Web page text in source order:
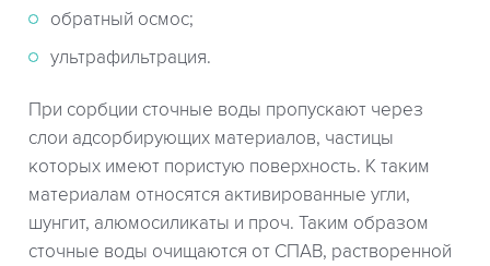
обратный осмос;
ультрафильтрация.
При сорбции сточные воды пропускают через
слои адсорбирующих материалов, частицы
которых имеют пористую поверхность. К таким
материалам относятся активированные угли,
шунгит, алюмосиликаты и проч. Таким образом
сточные воды очищаются от СПАВ, растворенной